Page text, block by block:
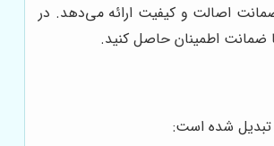
اصالت و کیفیت ارائه می‌دهد. در
ضمانت اطمینان حاصل کنید.
تبدیل شده است: